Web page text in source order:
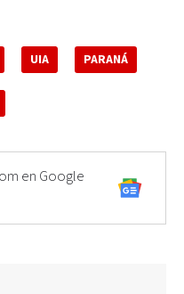
UIA PARANÁ
en Google